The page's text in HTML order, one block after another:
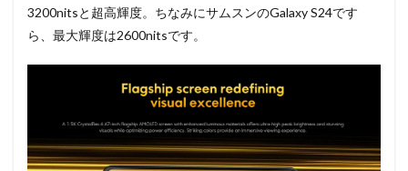
3200nitsと超高輝度。ちなみにサムスンのGalaxy S24です
ら、最大輝度は2600nitsです。